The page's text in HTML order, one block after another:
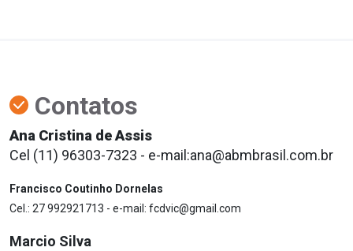
Contatos
Ana Cristina de Assis
Cel (11) 96303-7323 - e-mail:ana@abmbrasil.com.br
Francisco Coutinho Dornelas
Cel.: 27 992921713 - e-mail: fcdvic@gmail.com
Marcio Silva